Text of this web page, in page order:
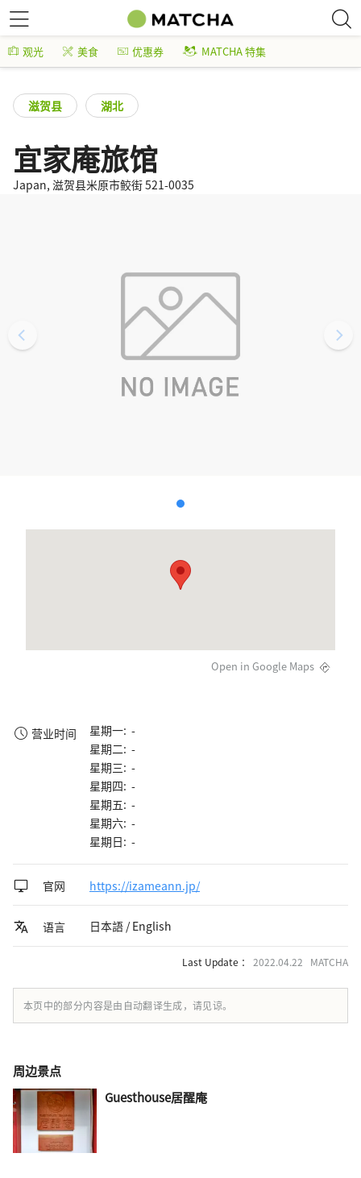
观光 美食 优惠券 MATCHA 特集
滋贺县 湖北
宜家庵旅馆
Japan, 滋贺县米原市鲛街 521-0035
Open in Google Maps
营业时间
星期一: -
星期二: -
星期三: -
星期四: -
星期五: -
星期六: -
星期日: -
官网 https://izameann.jp/
语言 日本語 / English
Last Update ： 2022.04.22 MATCHA
本页中的部分内容是由自动翻译生成，请见谅。
周边景点
Guesthouse居醒庵